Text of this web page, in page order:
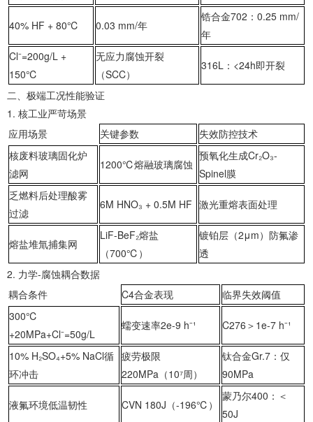
‌40% HF + 80℃‌ 0.03 mm/年
锆合金702：0.25 mm/
年
‌Cl⁻=200g/L +
150℃‌
无应力腐蚀开裂
（SCC）
316L：<24h即开裂
‌二、极端工况性能验证‌
1. ‌核工业严苛场景‌
应用场景
关键参数
失效防控技术
‌核废料玻璃固化炉
滤网‌
1200℃熔融玻璃腐蚀
预氧化生成Cr₂O₃-
Spinel膜
‌乏燃料后处理酸雾
过滤‌
6M HNO₃ + 0.5M HF 激光重熔表面处理
‌熔盐堆氚捕集网‌
LiF-BeF₂熔盐
（700℃）
镀铂层（2μm）防氟渗
透
2. ‌力学-腐蚀耦合数据‌
耦合条件
C4合金表现
临界失效阈值
‌300℃
+20MPa+Cl⁻=50g/L‌
蠕变速率2e-9 h⁻¹ C276＞1e-7 h⁻¹
‌10% H₂SO₄+5% NaCl循
环冲击‌
疲劳极限
220MPa（10⁷周）
钛合金Gr.7：仅
90MPa
‌液氟环境低温韧性‌ CVN 180J（-196℃）
蒙乃尔400：＜
50J